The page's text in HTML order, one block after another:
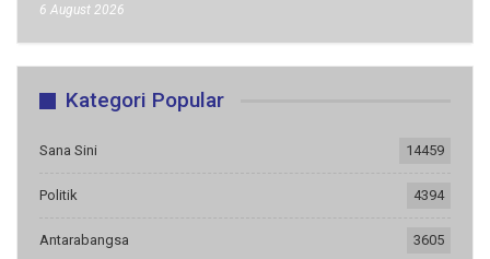
6 August 2026
Kategori Popular
Sana Sini 14459
Politik 4394
Antarabangsa 3605